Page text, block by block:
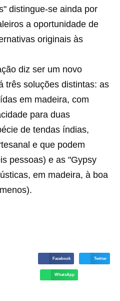
distingue-se ainda por
a oportunidade de
originais às
diz ser um novo
três soluções distintas: as
em madeira, com
para duas
de tendas índias,
e que podem
pessoas) e as "Gypsy
em madeira, à boa
Facebook Twitter
WhatsApp